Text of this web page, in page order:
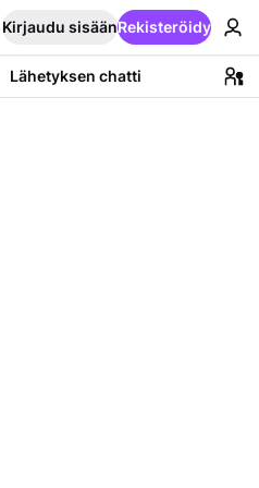
Kirjaudu sisäänRekisteröidy
Lähetyksen chatti